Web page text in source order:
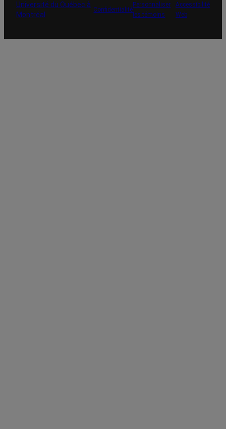
Université du Québec à
Montréal
Confidentialité
Personnaliser
les témoins
Accessibilité
Web